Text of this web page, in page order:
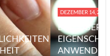
DEZEMBER 14, 2023
EINE